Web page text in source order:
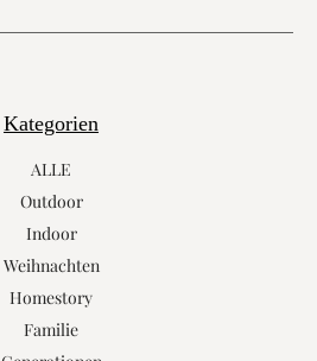
Kategorien
ALLE
Outdoor
Indoor
Weihnachten
Homestory
Familie